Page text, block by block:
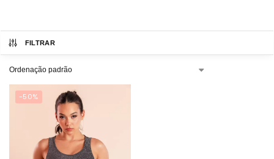
FILTRAR
-50%